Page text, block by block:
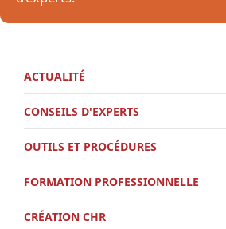
ACTUALITÉ
CONSEILS D'EXPERTS
OUTILS ET PROCÉDURES
FORMATION PROFESSIONNELLE
CRÉATION CHR